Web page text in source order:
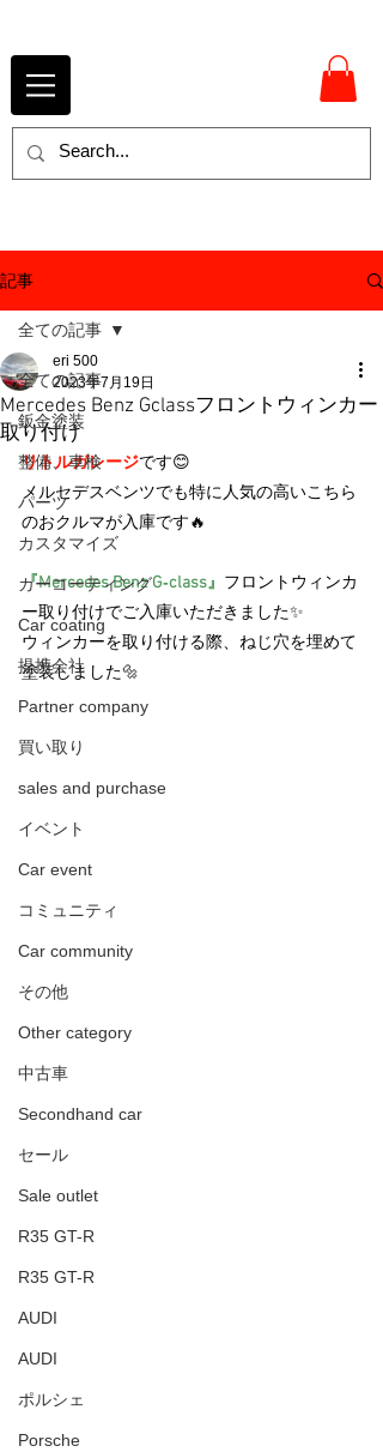
記事
全ての記事
鈑金塗装
整備、車検
パーツ
カスタマイズ
カーコーティング
Car coating
提携会社
Partner company
買い取り
sales and purchase
イベント
Car event
コミュニティ
Car community
その他
Other category
中古車
Secondhand car
セール
Sale outlet
R35 GT-R
R35 GT-R
AUDI
AUDI
ポルシェ
Porsche
全ての記事
Mercedes Benz Gclassフロントウィンカー
取り付け
eri 500
2023年7月19日
リトルガレージです😊
メルセデスベンツでも特に人気の高いこちら
のおクルマが入庫です🔥
『Mercedes Benz G‐class』 フロントウィンカ
ー取り付けでご入庫いただきました✨
ウィンカーを取り付ける際、ねじ穴を埋めて
塗装しました🔩